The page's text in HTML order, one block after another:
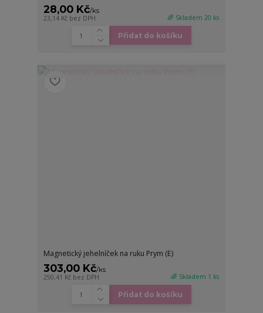
28,00 Kč/ks
23,14 Kč bez DPH 🌈 Skladem 20 ks
Přidat do košíku
Magnetický jehelníček na ruku Prym (E)
303,00 Kč/ks
250,41 Kč bez DPH 🌈 Skladem 1 ks
Přidat do košíku